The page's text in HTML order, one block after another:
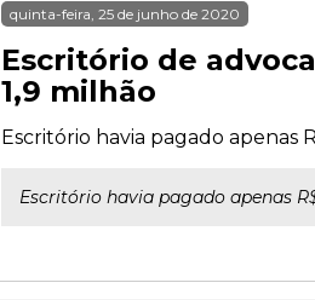
quinta-feira, 25 de junho de 2020
Escritório de
1,9 milhão
Escritório havia pagado apenas
Escritório havia pagado apenas